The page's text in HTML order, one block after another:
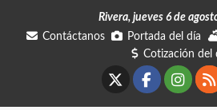
Rivera, jueves 6 de
Contáctanos
Portada del día
Cotización del